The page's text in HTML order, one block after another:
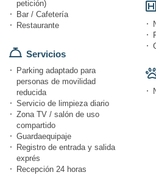
petición)
Bar / Cafetería
Restaurante
Servicios
Parking adaptado para
personas de movilidad
reducida
Servicio de limpieza diario
Zona TV / salón de uso
compartido
Guardaequipaje
Registro de entrada y salida
exprés
Recepción 24 horas